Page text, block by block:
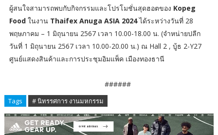
ผู้สนใจสามารถพบกับกิจกรรมและโปรโมชั่นสุดฮอตของ Kopeg
Foodในงาน Thaifex Anuga ASIA 2024ได้ระหว่างวันที่ 28
พฤษภาคม – 1 มิถุนายน 2567 เวลา 10.00-18.00 น. (จำหน่ายปลีก
วันที่ 1 มิถุนายน 2567 เวลา 10.00-20.00 น.) ณ Hall 2 , บู้ธ 2-Y27
ศูนย์แสดงสินค้าและการประชุมอิมแพ็ค เมืองทองธานี
######
Tags # นิทรรศการ งานมหกรรม